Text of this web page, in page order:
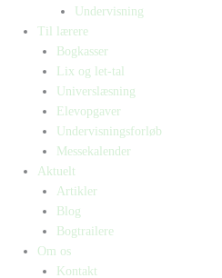
Undervisning
Til lærere
Bogkasser
Lix og let-tal
Universlæsning
Elevopgaver
Undervisningsforløb
Messekalender
Aktuelt
Artikler
Blog
Bogtrailere
Om os
Kontakt